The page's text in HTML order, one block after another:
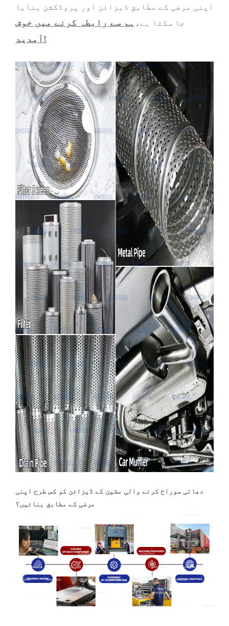
اپنی مرضی کے مطابق ڈیزائن اور پروڈکشن بنایا
جا سکتا ہے، ہم سے رابطہ کرنے میں خوش
آمدید!
دھاتی سوراخ کرنے والی مشین کے ڈیزائن کو کس طرح اپنی
مرضی کے مطابق بنائیں؟